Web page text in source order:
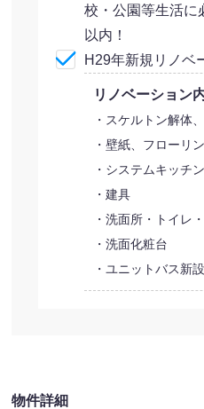
校・公園等生活に
以内！
H29年新規リノベ
リノベーション
・スケルトン解体
・壁紙、フローリ
・システムキッチ
・建具
・洗面所・トイレ
・洗面化粧台
・ユニットバス新
物件詳細